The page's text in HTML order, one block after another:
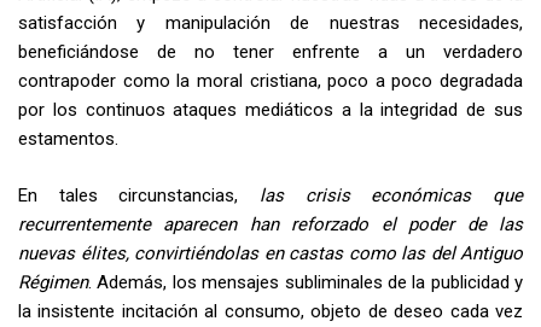
satisfacción y manipulación de nuestras necesidades,
beneficiándose de no tener enfrente a un verdadero
contrapoder como la moral cristiana, poco a poco degradada
por los continuos ataques mediáticos a la integridad de sus
estamentos.
En tales circunstancias, las crisis económicas que
recurrentemente aparecen han reforzado el poder de las
nuevas élites, convirtiéndolas en castas como las del Antiguo
Régimen. Además, los mensajes subliminales de la publicidad y
la insistente incitación al consumo, objeto de deseo cada vez